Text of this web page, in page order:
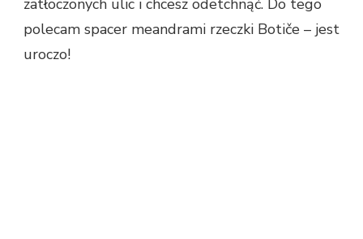
zatłoczonych ulic i chcesz odetchnąć. Do tego
polecam spacer meandrami rzeczki Botiče – jest
uroczo!